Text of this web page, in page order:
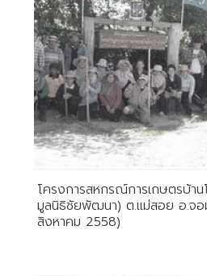
โครงการสหกรณ์การเกษตรบ้า
มูลนิธิชัยพัฒนา) ต.แม่สอย อ.จอ
สิงหาคม 2558)